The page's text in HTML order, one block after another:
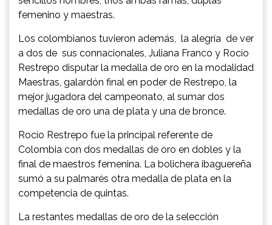
femenino y maestras.
Los colombianos tuvieron además, la alegría de ver
a dos de sus connacionales, Juliana Franco y Rocío
Restrepo disputar la medalla de oro en la modalidad
Maestras, galardón final en poder de Restrepo, la
mejor jugadora del campeonato, al sumar dos
medallas de oro una de plata y una de bronce.
Rocío Restrepo fue la principal referente de
Colombia con dos medallas de oro en dobles y la
final de maestros femenina. La bolichera ibaguereña
sumó a su palmarés otra medalla de plata en la
competencia de quintas.
La restantes medallas de oro de la selección